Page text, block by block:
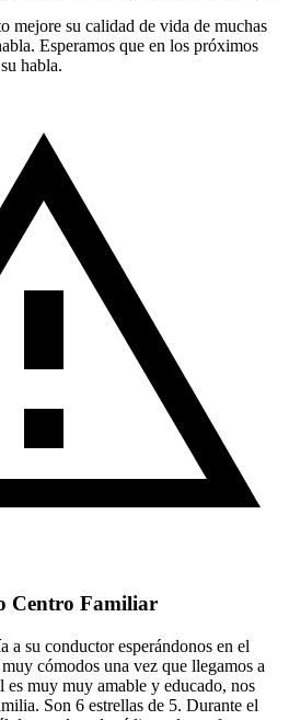
mejore su calidad de vida de muchas
Esperamos que en los próximos
habla.
Centro Familiar
a su conductor esperándonos en el
cómodos una vez que llegamos a
es muy muy amable y educado, nos
Son 6 estrellas de 5. Durante el